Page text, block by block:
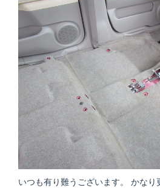
いつも有り難うございます。 かな